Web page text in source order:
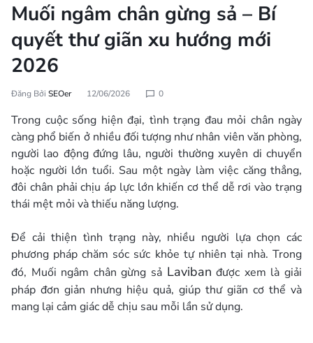
Muối ngâm chân gừng sả – Bí
quyết thư giãn xu hướng mới
2026
Đăng Bởi SEOer 12/06/2026 0
Trong cuộc sống hiện đại, tình trạng đau mỏi chân ngày
càng phổ biến ở nhiều đối tượng như nhân viên văn phòng,
người lao động đứng lâu, người thường xuyên di chuyển
hoặc người lớn tuổi. Sau một ngày làm việc căng thẳng,
đôi chân phải chịu áp lực lớn khiến cơ thể dễ rơi vào trạng
thái mệt mỏi và thiếu năng lượng.
Để cải thiện tình trạng này, nhiều người lựa chọn các
phương pháp chăm sóc sức khỏe tự nhiên tại nhà. Trong
đó, Muối ngâm chân gừng sả Laviban được xem là giải
pháp đơn giản nhưng hiệu quả, giúp thư giãn cơ thể và
mang lại cảm giác dễ chịu sau mỗi lần sử dụng.